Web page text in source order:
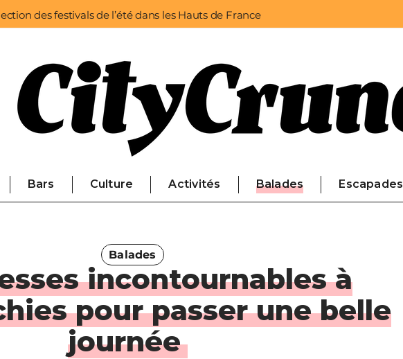
des festivals de l’été dans les Hauts de France
Bars Culture Activités Balades Escapades
Balades
incontournables à
pour passer une belle
journée